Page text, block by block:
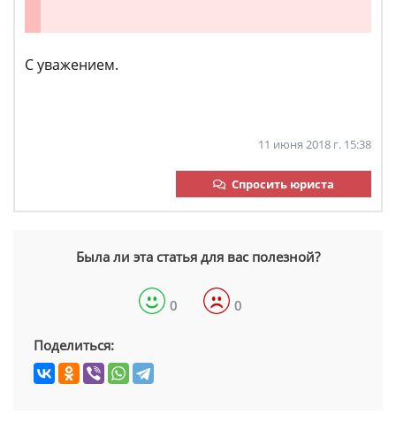
С уважением.
11 июня 2018 г. 15:38
Спросить юриста
Была ли эта статья для вас полезной?
0 0
Поделиться: